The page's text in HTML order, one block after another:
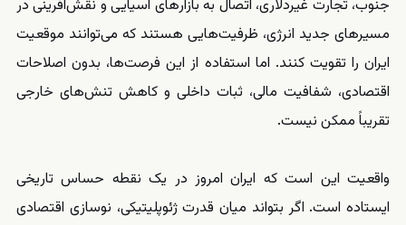
جنوب، تجارت غیردلاری، اتصال به بازارهای آسیایی و نقش‌آفرینی در
مسیرهای جدید انرژی، ظرفیت‌هایی هستند که می‌توانند موقعیت
ایران را تقویت کنند. اما استفاده از این فرصت‌ها، بدون اصلاحات
اقتصادی، شفافیت مالی، ثبات داخلی و کاهش تنش‌های خارجی
تقریباً ممکن نیست.
واقعیت این است که ایران امروز در یک نقطه حساس تاریخی
ایستاده است. اگر بتواند میان قدرت ژئوپلیتیکی، نوسازی اقتصادی